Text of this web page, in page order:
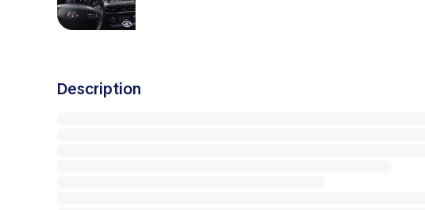
Description